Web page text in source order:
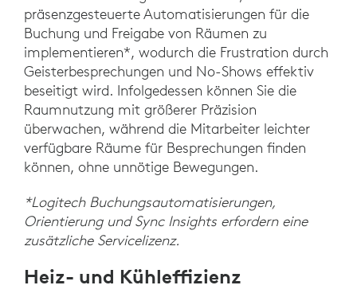
präsenzgesteuerte Automatisierungen für die
Buchung und Freigabe von Räumen zu
implementieren*, wodurch die Frustration durch
Geisterbesprechungen und No-Shows effektiv
beseitigt wird. Infolgedessen können Sie die
Raumnutzung mit größerer Präzision
überwachen, während die Mitarbeiter leichter
verfügbare Räume für Besprechungen finden
können, ohne unnötige Bewegungen.
*Logitech Buchungsautomatisierungen,
Orientierung und Sync Insights erfordern eine
zusätzliche Servicelizenz.
Heiz- und Kühleffizienz